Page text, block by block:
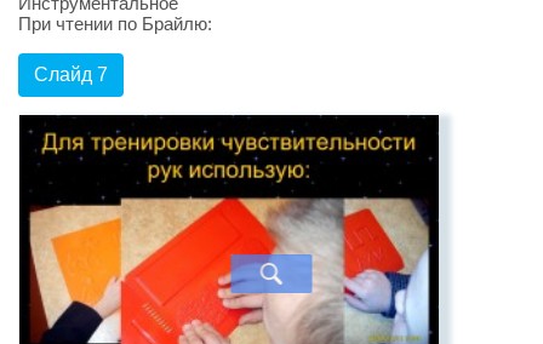
При чтении по Брайлю:
Слайд 7